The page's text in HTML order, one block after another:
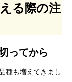
る際の注
ってから
種も増えてきまし